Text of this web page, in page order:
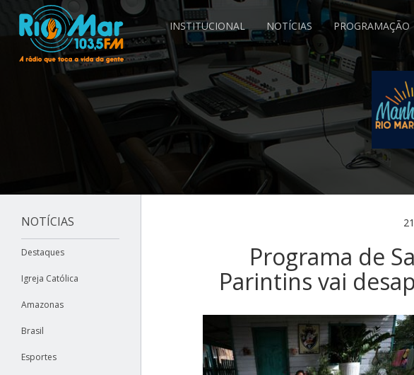
INSTITUCIONAL NOTÍCIAS PROGRAMAÇÃO
NOTÍCIAS
Destaques
Igreja Católica
Amazonas
Brasil
Esportes
Programa de
Parintins vai